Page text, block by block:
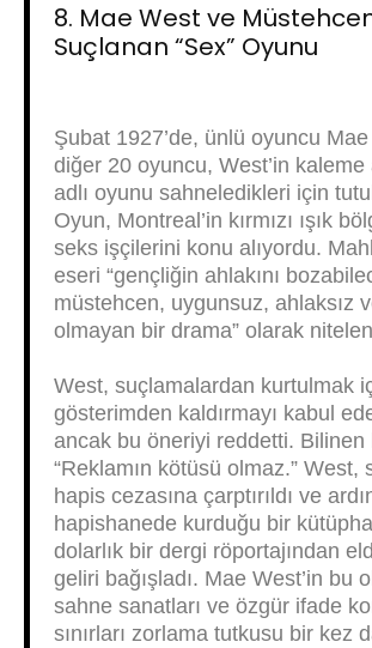
8. Mae West ve
Suçlanan “Sex” Oyunu
Şubat 1927’de, ünlü oyuncu
diğer 20 oyuncu, West’in kaleme
adlı oyunu sahneledikleri için
Oyun, Montreal’in kırmızı ışık
seks işçilerini konu alıyordu.
eseri “gençliğin ahlakını
müstehcen, uygunsuz, ahlaksız
olmayan bir drama” olarak
West, suçlamalardan kurtulmak
gösterimden kaldırmayı kabul
ancak bu öneriyi reddetti. Bilinen
“Reklamın kötüsü olmaz.” West,
hapis cezasına çarptırıldı ve
hapishanede kurduğu bir
dolarlık bir dergi röportajından
geliri bağışladı. Mae West’in bu
sahne sanatları ve özgür ifade
sınırları zorlama tutkusu bir kez